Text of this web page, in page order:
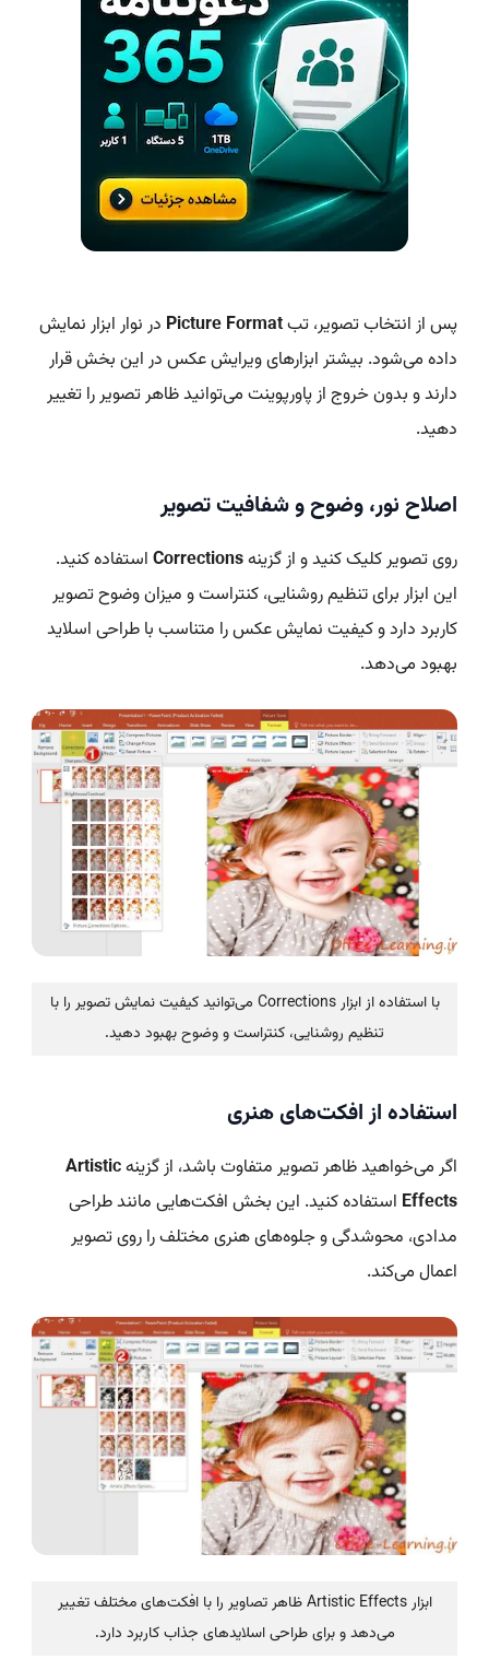
پس از انتخاب تصویر، تبPicture Format در نوار ابزار نمایش
داده می‌شود. بیشتر ابزارهای ویرایش عکس در این بخش قرار
دارند و بدون خروج از پاورپوینت می‌توانید ظاهر تصویر را تغییر
دهید.
اصلاح نور، وضوح و شفافیت تصویر
روی تصویر کلیک کنید و از گزینهCorrections استفاده کنید.
این ابزار برای تنظیم روشنایی، کنتراست و میزان وضوح تصویر
کاربرد دارد و کیفیت نمایش عکس را متناسب با طراحی اسلاید
بهبود می‌دهد.
با استفاده از ابزار Corrections می‌توانید کیفیت نمایش تصویر را با
تنظیم روشنایی، کنتراست و وضوح بهبود دهید.
استفاده از افکت‌های هنری
اگر می‌خواهید ظاهر تصویر متفاوت باشد، از گزینهArtistic
Effects استفاده کنید. این بخش افکت‌هایی مانند طراحی
مدادی، محوشدگی و جلوه‌های هنری مختلف را روی تصویر
اعمال می‌کند.
ابزار Artistic Effects ظاهر تصاویر را با افکت‌های مختلف تغییر
می‌دهد و برای طراحی اسلایدهای جذاب کاربرد دارد.